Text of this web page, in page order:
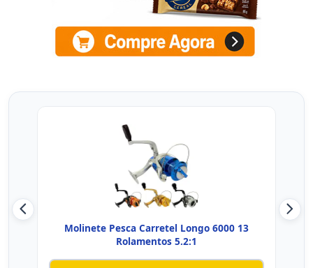
Molinete Pesca Carretel Longo 6000 13
Rolamentos 5.2:1